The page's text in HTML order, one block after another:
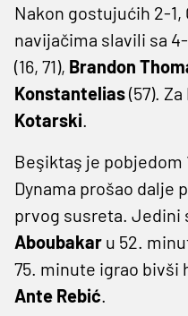
Nakon gostujućih 2-1,
navijačima slavili sa
(16, 71), Brandon
Konstantelias(57).
Kotarski
Beşiktaş je
Dynama prošao dalje
prvog susreta. Jedini
Aboubakar u 52.
75. minute igrao
Ante Rebić